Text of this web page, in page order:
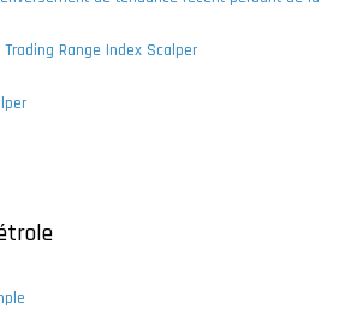
Range Index Scalper